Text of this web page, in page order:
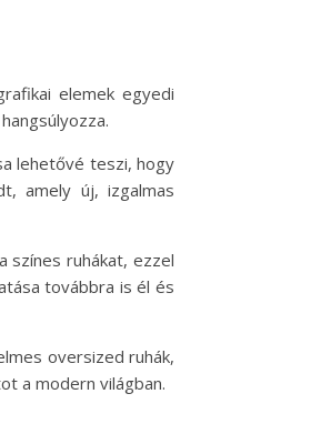
elemek egyedi
lehetővé teszi, hogy
amely új, izgalmas
színes ruhákat, ezzel
továbbra is él és
oversized ruhák,
a modern világban.